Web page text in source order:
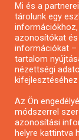
Pályázatírás
Pályázatírás
Specifikus
Pályázatok
Mi és a
tárolunk egy
azonosítókat
információkat –
tartalom
nézettségi
Az Ön
módszerrel
azonosítási
helyre kattintva